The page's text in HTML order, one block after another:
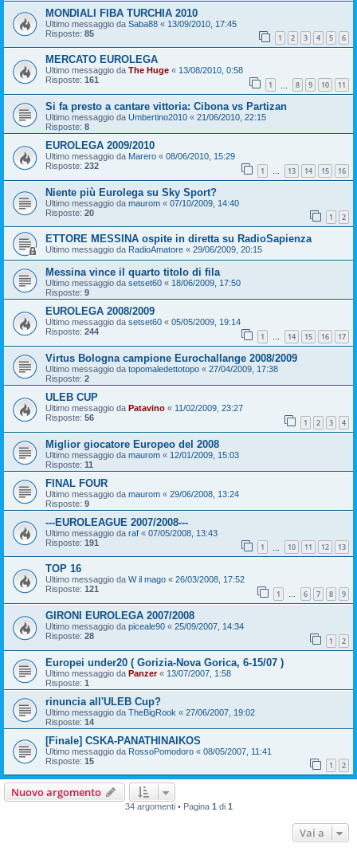
MONDIALI FIBA TURCHIA 2010
Ultimo messaggio da Saba88 « 13/09/2010, 17:45
Risposte: 85 1 2 3 4 5 6
MERCATO EUROLEGA
Ultimo messaggio da The Huge « 13/08/2010, 0:58
Risposte: 161 1 8 9 10 11
Si fa presto a cantare vittoria: Cibona vs Partizan
Ultimo messaggio da Umbertino2010 « 21/06/2010, 22:15
Risposte: 8
EUROLEGA 2009/2010
Ultimo messaggio da Marero « 08/06/2010, 15:29
Risposte: 232 1 … 13 14 15 16
Niente più Eurolega su Sky Sport?
Ultimo messaggio da maurom « 07/10/2009, 14:40
Risposte: 20 1 2
ETTORE MESSINA ospite in diretta su RadioSapienza
Ultimo messaggio da RadioAmatore « 29/06/2009, 20:15
Messina vince il quarto titolo di fila
Ultimo messaggio da setset60 « 18/06/2009, 17:50
Risposte: 9
EUROLEGA 2008/2009
Ultimo messaggio da setset60 « 05/05/2009, 19:14
Risposte: 244 1 … 14 15 16 17
Virtus Bologna campione Eurochallange 2008/2009
Ultimo messaggio da topomaledettotopo « 27/04/2009, 17:38
Risposte: 2
ULEB CUP
Ultimo messaggio da Patavino « 11/02/2009, 23:27
Risposte: 56 1 2 3 4
Miglior giocatore Europeo del 2008
Ultimo messaggio da maurom « 12/01/2009, 15:03
Risposte: 11
FINAL FOUR
Ultimo messaggio da maurom « 29/06/2008, 13:24
Risposte: 9
---EUROLEAGUE 2007/2008---
Ultimo messaggio da raf « 07/05/2008, 13:43
Risposte: 191 1 10 11 12 13
TOP 16
Ultimo messaggio da W il mago « 26/03/2008, 17:52
Risposte: 121 1 … 6 7 8 9
GIRONI EUROLEGA 2007/2008
Ultimo messaggio da piceale90 « 25/09/2007, 14:34
Risposte: 28 1 2
Europei under20 ( Gorizia-Nova Gorica, 6-15/07 )
Ultimo messaggio da Panzer« 13/07/2007, 1:58
Risposte: 1
rinuncia all'ULEB Cup?
Ultimo messaggio da TheBigRook « 27/06/2007, 19:02
Risposte: 14
[Finale] CSKA-PANATHINAIKOS
Ultimo messaggio da RossoPomodoro « 08/05/2007, 11:41
Risposte: 15 1 2
Nuovo argomento
34 argomenti • Pagina 1 di 1
Vai a